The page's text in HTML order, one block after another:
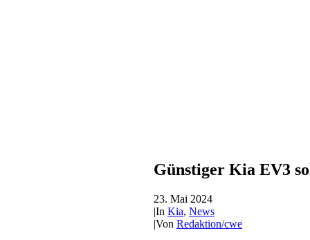
Günstiger Kia EV3
23. Mai 2024
|In Kia, News
|Von Redaktion/cwe